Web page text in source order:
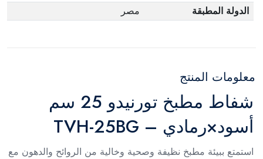
الدولة المطبقة
مصر
معلومات المنتج
شفاط مطبخ تورنيدو 25 سم
أسود×رمادي – TVH-25BG
استمتع ببيئة مطبخ نظيفة وصحية وخالية من الروائح والدهون مع